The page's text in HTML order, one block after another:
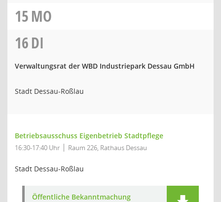
15MO
16DI
Verwaltungsrat der WBD Industriepark Dessau GmbH
Stadt Dessau-Roßlau
Betriebsausschuss Eigenbetrieb Stadtpflege
16:30-17:40 Uhr Raum 226, Rathaus Dessau
Stadt Dessau-Roßlau
Öffentliche Bekanntmachung